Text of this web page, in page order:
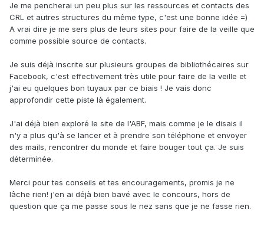
Je me pencherai un peu plus sur les ressources et contacts des
CRL et autres structures du même type, c'est une bonne idée =)
A vrai dire je me sers plus de leurs sites pour faire de la veille que
comme possible source de contacts.
Je suis déjà inscrite sur plusieurs groupes de bibliothécaires sur
Facebook, c'est effectivement très utile pour faire de la veille et
j'ai eu quelques bon tuyaux par ce biais ! Je vais donc
approfondir cette piste là également.
J'ai déjà bien exploré le site de l'ABF, mais comme je le disais il
n'y a plus qu'à se lancer et à prendre son téléphone et envoyer
des mails, rencontrer du monde et faire bouger tout ça. Je suis
déterminée.
Merci pour tes conseils et tes encouragements, promis je ne
lâche rien! j'en ai déjà bien bavé avec le concours, hors de
question que ça me passe sous le nez sans que je ne fasse rien.